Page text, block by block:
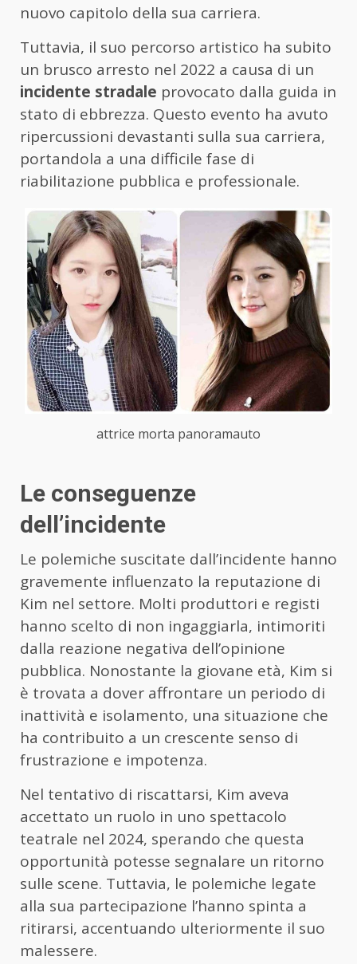
nuovo capitolo della sua carriera.
Tuttavia, il suo percorso artistico ha subito
un brusco arresto nel 2022 a causa di un
incidente stradale provocato dalla guida in
stato di ebbrezza. Questo evento ha avuto
ripercussioni devastanti sulla sua carriera,
portandola a una difficile fase di
riabilitazione pubblica e professionale.
attrice morta panoramauto
Le conseguenze
dell’incidente
Le polemiche suscitate dall’incidente hanno
gravemente influenzato la reputazione di
Kim nel settore. Molti produttori e registi
hanno scelto di non ingaggiarla, intimoriti
dalla reazione negativa dell’opinione
pubblica. Nonostante la giovane età, Kim si
è trovata a dover affrontare un periodo di
inattività e isolamento, una situazione che
ha contribuito a un crescente senso di
frustrazione e impotenza.
Nel tentativo di riscattarsi, Kim aveva
accettato un ruolo in uno spettacolo
teatrale nel 2024, sperando che questa
opportunità potesse segnalare un ritorno
sulle scene. Tuttavia, le polemiche legate
alla sua partecipazione l’hanno spinta a
ritirarsi, accentuando ulteriormente il suo
malessere.